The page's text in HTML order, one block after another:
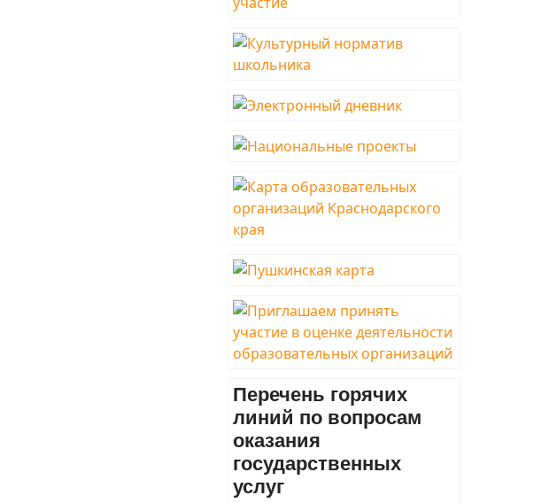
Перечень горячих
линий по вопросам
оказания
государственных
услуг